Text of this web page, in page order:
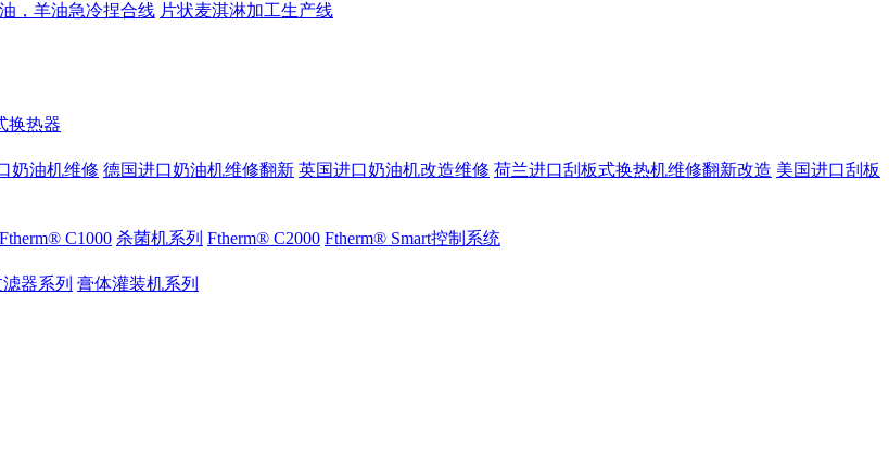
，羊油急冷捏合线 片状麦淇淋加工生产线
换热器
奶油机维修 德国进口奶油机维修翻新 英国进口奶油机改造维修 荷兰进口刮板式换热机维修翻新改造 美国进口刮板
Ftherm® C1000 杀菌机系列 Ftherm® C2000 Ftherm® Smart控制系统
器系列 膏体灌装机系列